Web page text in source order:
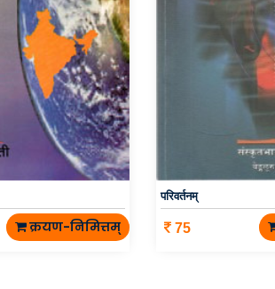
क्रयण-निमित्तम्
परिवर्तनम्
75